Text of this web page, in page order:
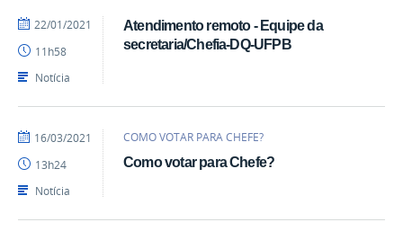
Atendimento remoto - Equipe da
secretaria/Chefia-DQ-UFPB
por
Teotonio
publicado
22/01/2021
11h58
Notícia
COMO VOTAR PARA CHEFE?
Como votar para Chefe?
por
Teotonio
publicado
16/03/2021
13h24
Notícia